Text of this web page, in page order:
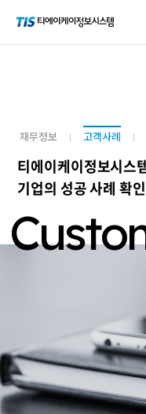
재무정보 고객사례
티에이케이정보시스
기업의 성공 사례 확